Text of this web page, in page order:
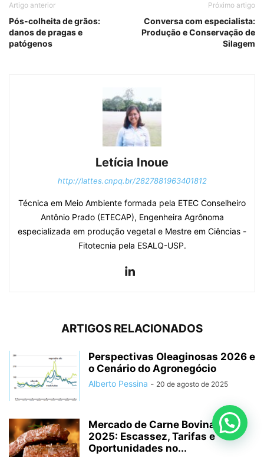
Artigo anterior
Pós-colheita de grãos:
danos de pragas e
patógenos
Próximo artigo
Conversa com especialista:
Produção e Conservação de
Silagem
Letícia Inoue
http://lattes.cnpq.br/2827881963401812
Técnica em Meio Ambiente formada pela ETEC Conselheiro
Antônio Prado (ETECAP), Engenheira Agrônoma
especializada em produção vegetal e Mestre em Ciências -
Fitotecnia pela ESALQ-USP.
ARTIGOS RELACIONADOS
Perspectivas Oleaginosas 2026 e
o Cenário do Agronegócio
Alberto Pessina - 20 de agosto de 2025
Mercado de Carne Bovina em
2025: Escassez, Tarifas e
Oportunidades no...